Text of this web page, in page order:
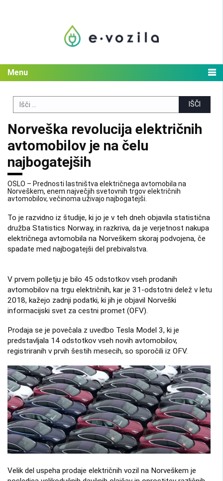
Menu
Search
for:
Norveška revolucija električnih
avtomobilov je na čelu
najbogatejših
OSLO – Prednosti lastništva električnega avtomobila na
Norveškem, enem največjih svetovnih trgov električnih
avtomobilov, večinoma uživajo najbogatejši.
To je razvidno iz študije, ki jo je v teh dneh objavila statistična
družba Statistics Norway, in razkriva, da je verjetnost nakupa
električnega avtomobila na Norveškem skoraj podvojena, če
spadate med najbogatejši del prebivalstva.
V prvem polletju je bilo 45 odstotkov vseh prodanih
avtomobilov na trgu električnih, kar je 31-odstotni delež v letu
2018, kažejo zadnji podatki, ki jih je objavil Norveški
informacijski svet za cestni promet (OFV).
Prodaja se je povečala z uvedbo Tesla Model 3, ki je
predstavljala 14 odstotkov vseh novih avtomobilov,
registriranih v prvih šestih mesecih, so sporočili iz OFV.
Velik del uspeha prodaje električnih vozil na Norveškem je